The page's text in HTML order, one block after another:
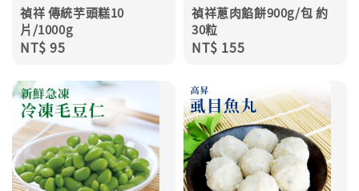
禎祥 傳統芋頭糕10
片/1000g
Regular
NT$ 95
禎祥蔥肉餡餅900g/包 約
30粒
Regular
NT$ 155